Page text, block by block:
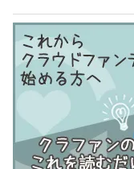
ビ
ゲ
ー
シ
ョ
記
事: